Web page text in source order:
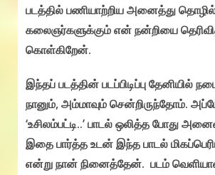
படத்தில் பணியாற்றிய அனைத்து
கலைஞர்களுக்கும் என் நன்றியை
கொள்கிறேன்.
இந்தப் படத்தின் படப்பிடிப்பு தேனியில்
நானும், அம்மாவும் சென்றிருந்தோம்.
‘உசிலம்பட்டி..’ பாடல் ஒலித்த போது
இதை பார்த்த உடன் இந்த பாடல்
என்று நான் நினைத்தேன். படம்